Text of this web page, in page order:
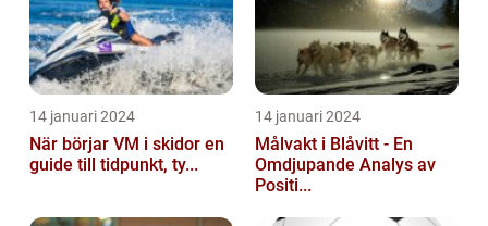
14 januari 2024
När börjar VM i skidor en
guide till tidpunkt, ty...
14 januari 2024
Målvakt i Blåvitt - En
Omdjupande Analys av
Positi...